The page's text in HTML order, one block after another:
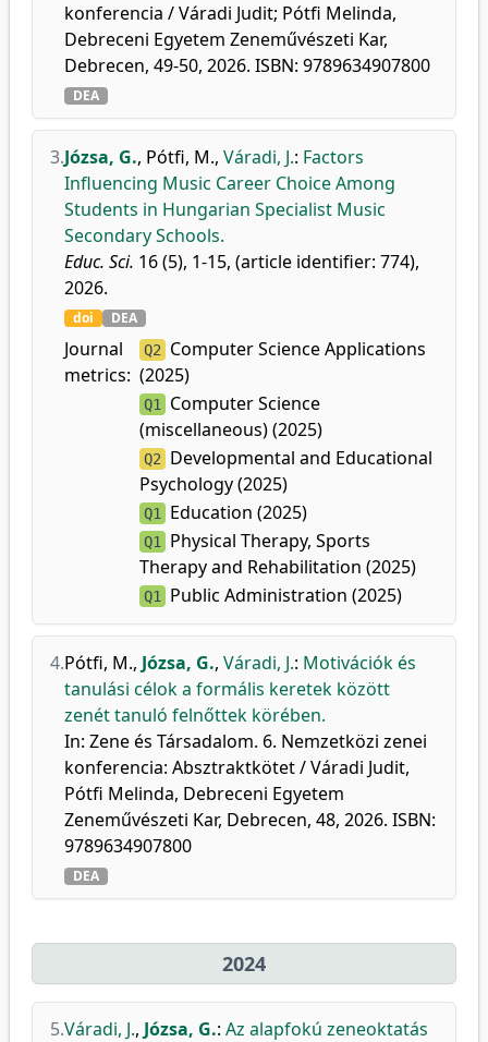
konferencia / Váradi Judit; Pótfi Melinda,
Debreceni Egyetem Zeneművészeti Kar,
Debrecen, 49-50, 2026. ISBN: 9789634907800
DEA
3.Józsa, G., Pótfi, M., Váradi, J.: Factors
Influencing Music Career Choice Among
Students in Hungarian Specialist Music
Secondary Schools.
Educ. Sci. 16 (5), 1-15, (article identifier: 774),
2026.
doi DEA
Journal
metrics:
Q2
Computer Science Applications
(2025)
Q1
Computer Science
(miscellaneous) (2025)
Q2
Developmental and Educational
Psychology (2025)
Q1 Education (2025)
Q1
Physical Therapy, Sports
Therapy and Rehabilitation (2025)
Q1 Public Administration (2025)
4.Pótfi, M., Józsa, G., Váradi, J.: Motivációk és
tanulási célok a formális keretek között
zenét tanuló felnőttek körében.
In: Zene és Társadalom. 6. Nemzetközi zenei
konferencia: Absztraktkötet / Váradi Judit,
Pótfi Melinda, Debreceni Egyetem
Zeneművészeti Kar, Debrecen, 48, 2026. ISBN:
9789634907800
DEA
2024
5.Váradi, J., Józsa, G.: Az alapfokú zeneoktatás